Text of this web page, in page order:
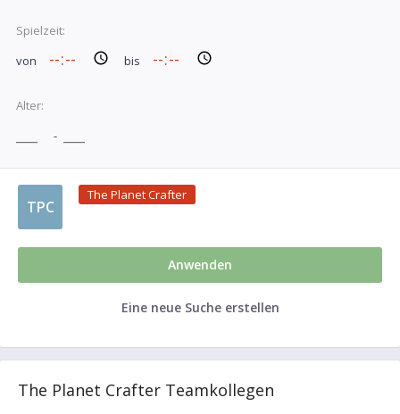
Spielzeit:
von
bis
Alter:
-
TPC
The Planet Crafter
Anwenden
Eine neue Suche erstellen
The Planet Crafter Teamkollegen